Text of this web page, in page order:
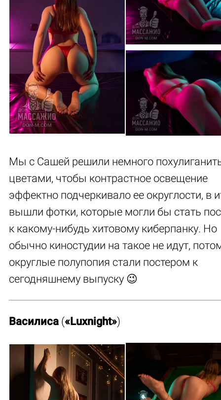
Мы с Сашей решили немного
цветами, чтобы контрастное освещение
эффектно подчеркивало ее округлости, в
вышли фотки, которые могли бы стать
к какому-нибудь хитовому киберпанку. Но
обычно киностудии на такое не идут,
округлые полупопия стали постером к
сегодняшнему выпуску 😉
Василиса («Luxnight»)